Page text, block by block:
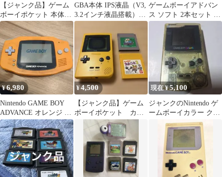
【ジャンク品】ゲーム
ボーイポケット 本体＋
ポケットモンスター緑
00A
GBA本体 IPS液晶（V3,
3.2インチ液晶搭載）と
TPU保護ケース
ゲームボーイアドバン
ス ソフト 2本セット ポ
ケットモンスター 桃太
郎まつり
¥6,980
Nintendo GAME BOY
ADVANCE オレンジ 本
体
¥4,500
【ジャンク品】ゲーム
ボーイポケット カセ
ット付き
現在 ¥5,100
ジャンクのNintendo ゲ
ームボーイカラー クリ
ア 本体0151